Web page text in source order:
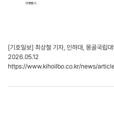
[기호일보] 최상철 기자, 인하대, 몽골국립
2026.05.12
https://www.kihoilbo.co.kr/news/